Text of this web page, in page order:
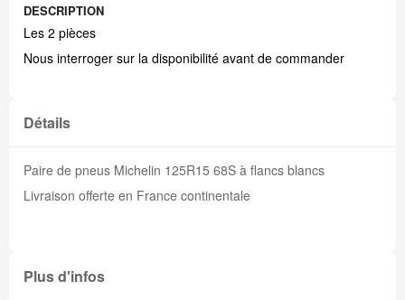
DESCRIPTION
Les 2 pièces
Nous interroger sur la disponibilité avant de commander
Détails
Paire de pneus Michelin 125R15 68S à flancs blancs
Livraison offerte en France continentale
Plus d'infos